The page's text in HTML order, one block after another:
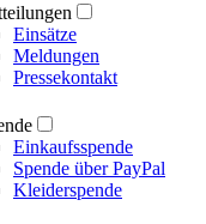
Einsätze
Meldungen
Pressekontakt
Einkaufsspende
Spende über PayPal
Kleiderspende